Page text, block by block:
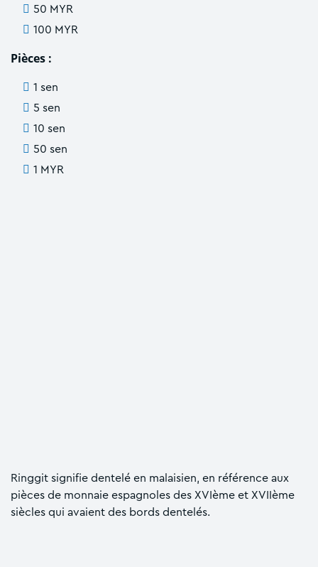
50 MYR
100 MYR
Pièces :
1 sen
5 sen
10 sen
50 sen
1 MYR
Ringgit signifie dentelé en malaisien, en référence aux
pièces de monnaie espagnoles des XVIème et XVIIème
siècles qui avaient des bords dentelés.